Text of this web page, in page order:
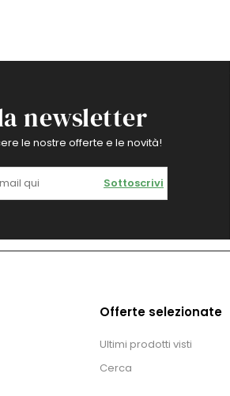
newsletter
le nostre offerte e le novità!
Sottoscrivi
Offerte selezionate
Ultimi prodotti visti
Cerca